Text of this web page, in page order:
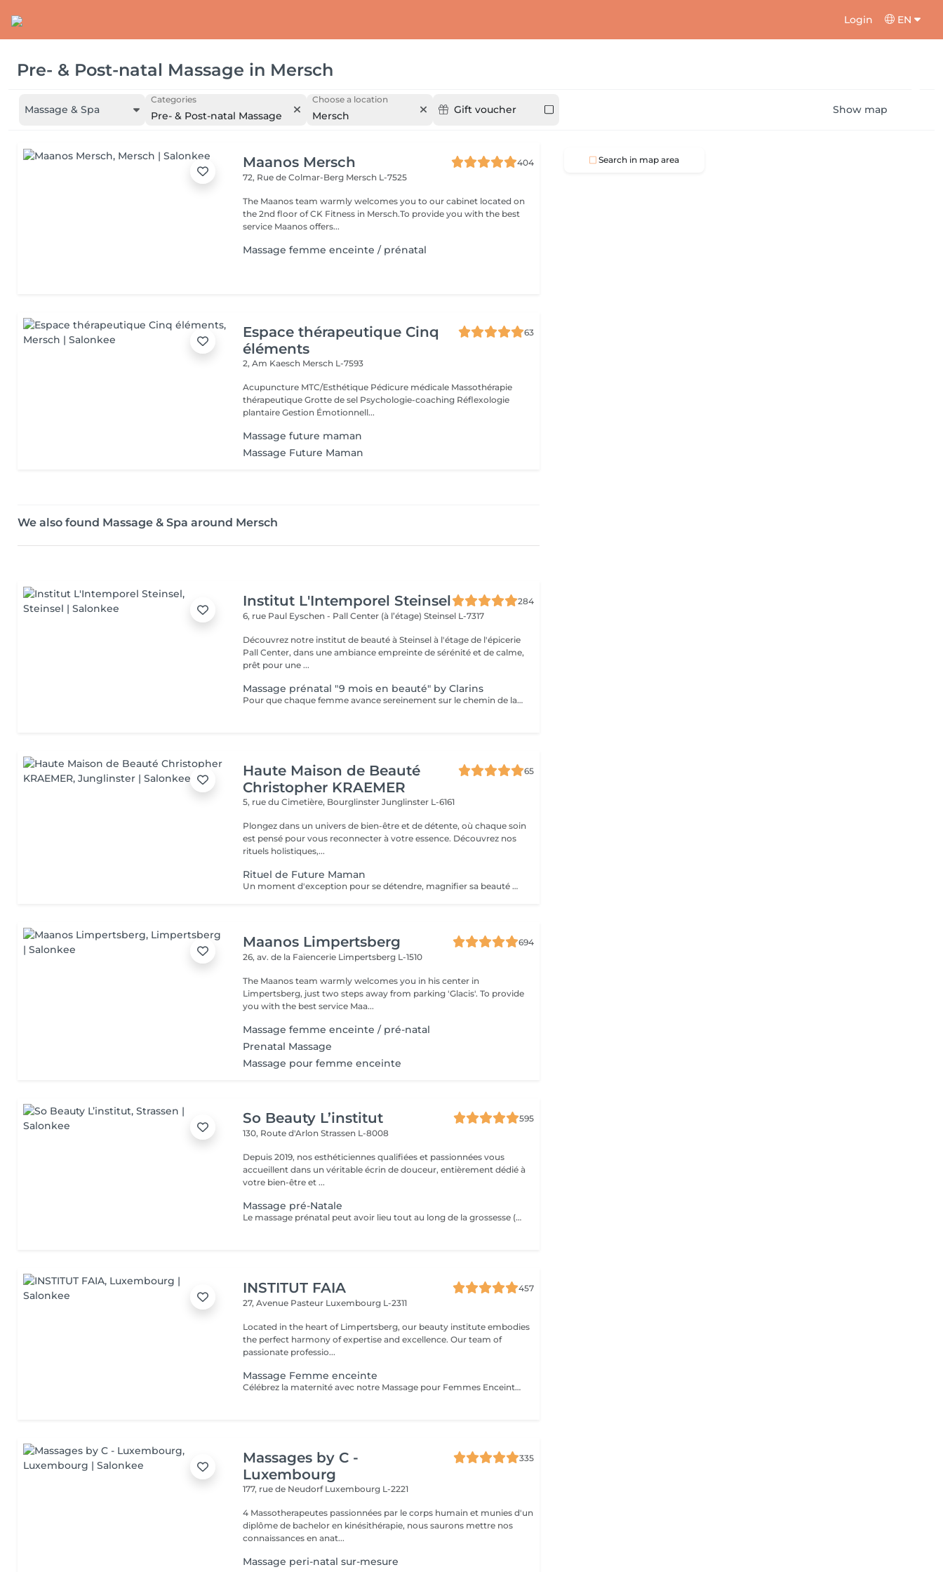
Login EN
Pre- & Post-natal Massage in Mersch
Massage & Spa
Categories
Pre- & Post-natal Massage
Choose a location
Mersch Gift voucher Show map
Maanos Mersch
404
72, Rue de Colmar-Berg Mersch L-7525
The Maanos team warmly welcomes you to our cabinet located on
the 2nd floor of CK Fitness in Mersch.To provide you with the best
service Maanos offers...
Massage femme enceinte / prénatal
Espace thérapeutique Cinq
éléments
63
2, Am Kaesch Mersch L-7593
Acupuncture MTC/Esthétique Pédicure médicale Massothérapie
thérapeutique Grotte de sel Psychologie-coaching Réflexologie
plantaire Gestion Émotionnell...
Massage future maman
Massage Future Maman
We also found Massage & Spa around Mersch
Institut L'Intemporel Steinsel
284
6, rue Paul Eyschen - Pall Center (à l’étage)Steinsel L-7317
Découvrez notre institut de beauté à Steinsel à l'étage de l'épicerie
Pall Center, dans une ambiance empreinte de sérénité et de calme,
prêt pour une ...
Massage prénatal "9 mois en beauté" by Clarins
Pour que chaque femme avance sereinement sur le chemin de la maternité, Clarins a mis au point un Soin cocooning qui décontracte les tensions, allège les jambes, améliore l'élasticité de la peau et aide à prévenir les marques de grossesse.
Haute Maison de Beauté
Christopher KRAEMER
65
5, rue du Cimetière, BourglinsterJunglinster L-6161
Plongez dans un univers de bien-être et de détente, où chaque soin
est pensé pour vous reconnecter à votre essence. Découvrez nos
rituels holistiques,...
Rituel de Future Maman
Un moment d'exception pour se détendre, magnifier sa beauté naturelle, et faire une rencontre avec bébé avant l'heure. Des soins énergétiques seront prodigués afin d'équilibrer énergétiquement son corps, que ce soit au cours de la grossesse ou bien dans les derniers instants avant l'accouchement. Le Bain sacré Rituel de purification, équilibrage énergétique et séance de magnétisme. Méditation guidée, séance de sophrologie. Hammam crânien et facial Massage crânien Rituel de la cascade Rinçage avec une infusion de plantes Ne comprend pas le séchage des cheveux.
Maanos Limpertsberg
694
26, av. de la Faïencerie Limpertsberg L-1510
The Maanos team warmly welcomes you in his center in
Limpertsberg, just two steps away from parking 'Glacis'. To provide
you with the best service Maa...
Massage femme enceinte / pré-natal
Prenatal Massage
Massage pour femme enceinte
So Beauty L’institut
595
130, Route d'ArlonStrassen L-8008
Depuis 2019, nos esthéticiennes qualifiées et passionnées vous
accueillent dans un véritable écrin de douceur, entièrement dédié à
votre bien-être et ...
Massage pré-Natale
Le massage prénatal peut avoir lieu tout au long de la grossesse (dès 3 mois). Il a des vertus relaxantes et hydratantes et permet aussi d'améliorer les sensations de jambes lourdes et les petits maux de dos. Aucune contre-indication médicale n'existe.
INSTITUT FAIA
457
27, Avenue Pasteur Luxembourg L-2311
Located in the heart of Limpertsberg, our beauty institute embodies
the perfect harmony of expertise and excellence. Our team of
passionate professio...
Massage Femme enceinte
Célébrez la maternité avec notre Massage pour Femmes Enceintes. Conçu spécialement pour les futures mamans, ce massage offre une parenthèse de bien-être et de soulagement. Nos thérapeutes expérimentés utilisent des techniques douces pour apaiser les maux de dos, les tensions et les jambes fatiguées qui accompagnent souvent la grossesse. Vous serez choyée dans un environnement paisible, garantissant un moment de détente pour vous et votre bébé. Offrez-vous ce moment précieux de détente pour vous sentir choyée, détendue et prête à embrasser chaque instant de votre grossesse en toute sérénité
Massages by C -
Luxembourg
335
177, rue de Neudorf Luxembourg L-2221
4 Massotherapeutes passionnées par le corps humain et munies d'un
diplôme de bachelor en kinésithérapie, nous saurons mettre nos
connaissances en anat...
Massage peri-natal sur-mesure
Search in map area